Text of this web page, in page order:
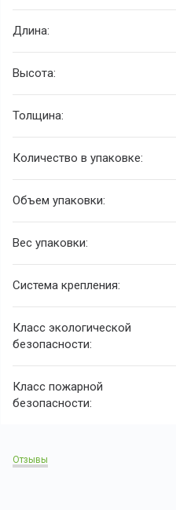
Длина:
Высота:
Толщина:
Количество в упаковке:
Объем упаковки:
Вес упаковки:
Система крепления:
Класс экологической
безопасности:
Класс пожарной
безопасности:
Отзывы